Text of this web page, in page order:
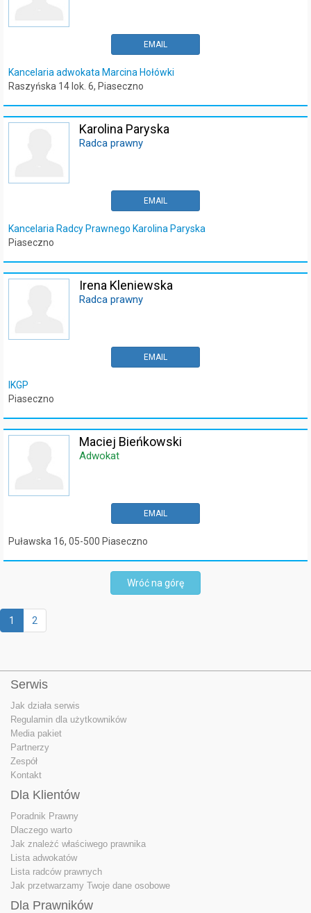
Kancelaria adwokata Marcina Hołówki
Raszyńska 14 lok. 6, Piaseczno
EMAIL
Karolina Paryska
Radca prawny
Kancelaria Radcy Prawnego Karolina Paryska
Piaseczno
EMAIL
Irena Kleniewska
Radca prawny
IKGP
Piaseczno
EMAIL
Maciej Bieńkowski
Adwokat
Puławska 16, 05-500 Piaseczno
EMAIL
Wróć na górę
1 2
Serwis
Jak działa serwis
Regulamin dla użytkowników
Media pakiet
Partnerzy
Zespół
Kontakt
Dla Klientów
Poradnik Prawny
Dlaczego warto
Jak znależć właściwego prawnika
Lista adwokatów
Lista radców prawnych
Jak przetwarzamy Twoje dane osobowe
Dla Prawników